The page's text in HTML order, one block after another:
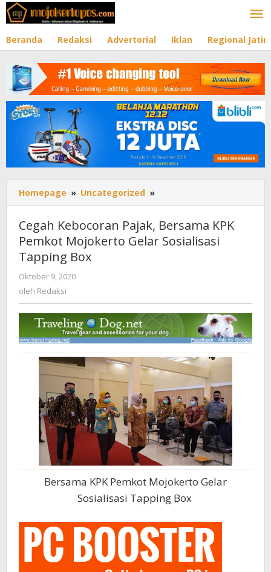
Lewati
ke
Beranda Redaksi Advertorial Iklan Regional Jatim
Homepage » Uncategorized »
Kebocoran
Bersama
KPK
Tapping
Box
Cegah Kebocoran Pajak, Bersama KPK
Pemkot Mojokerto Gelar Sosialisasi
Tapping Box
Oktober 9, 2020
oleh Redaksi
Bersama KPK Pemkot Mojokerto Gelar
Sosialisasi Tapping Box